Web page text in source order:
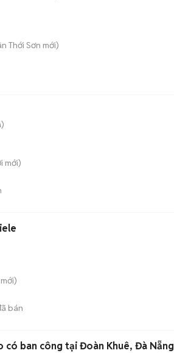
Thới Sơn mới)
mới)
mới)
bán
có ban công tại Đoàn Khuê, Đà Nẵng